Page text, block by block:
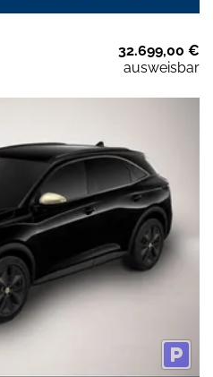
32.699,00 €
ausweisbar